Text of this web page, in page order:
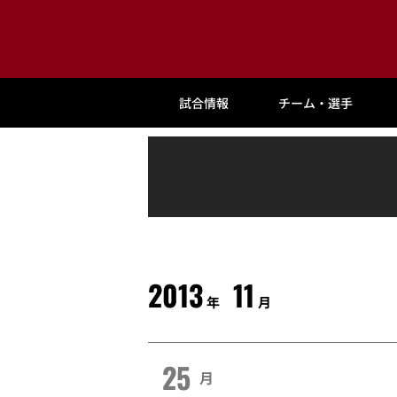
試合情報 チーム・選手
2013年 11 月
25 月